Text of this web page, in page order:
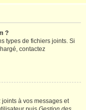
?
types de fichiers joints. Si
contactez
à vos messages et